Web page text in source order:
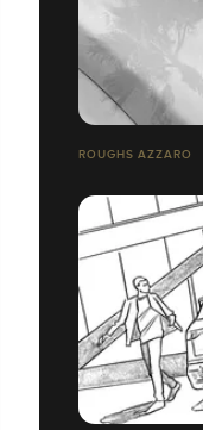
ROUGHS AZZARO